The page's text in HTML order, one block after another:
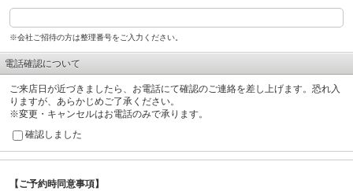
※会社ご招待の方は整理番号をご入力ください。
電話確認について
ご来店日が近づきましたら、お電話にて確認のご連絡を差し上げます。恐れ入
りますが、あらかじめご了承ください。
※変更・キャンセルはお電話のみで承ります。
確認しました
【ご予約時同意事項】